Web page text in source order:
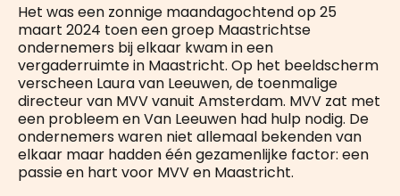
Het was een zonnige maandagochtend op 25
maart 2024 toen een groep Maastrichtse
ondernemers bij elkaar kwam in een
vergaderruimte in Maastricht. Op het beeldscherm
verscheen Laura van Leeuwen, de toenmalige
directeur van MVV vanuit Amsterdam. MVV zat met
een probleem en Van Leeuwen had hulp nodig. De
ondernemers waren niet allemaal bekenden van
elkaar maar hadden één gezamenlijke factor: een
passie en hart voor MVV en Maastricht.